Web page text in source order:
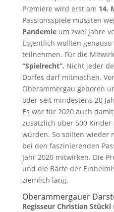
Premiere wird erst am 14.
Passionsspiele mussten
Pandemieum zwei Jahre
Eigentlich wollten
teilnehmen. Für die
“Spielrecht”. Nicht jeder
Dorfes darf mitmachen.
Oberammergau geboren
oder seit mindestens 20
Es war für 2020 auch
zusätzlich über 500
würden. So sollten wieder
bei den faszinierenden
Jahr 2020 mitwirken. Die
und die Bärte der
ziemlich lang.
Oberammergauer
Regisseur Christian Stückl